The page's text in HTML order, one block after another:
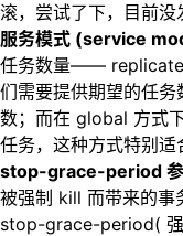
滚，尝试了下，目前没
服务模式 (service
任务数量——
们需要提供期望的任
数；而在 global 方式
任务，这种方式特别适
stop-grace-period 参
被强制 kill 而带来的
stop-grace-period( 强